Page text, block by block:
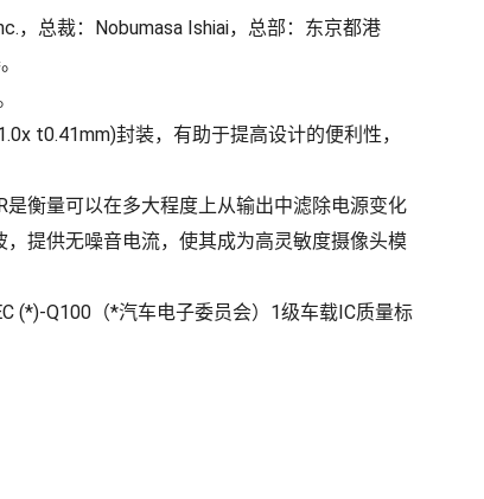
，总裁：Nobumasa Ishiai，总部：东京都港
t0.41mm)封装，有助于提高设计的便利性，
衡量可以在多大程度上从输出中滤除电源变化
，提供无噪音电流，使其成为高灵敏度摄像头模
(*)-Q100（*汽车电子委员会）1级车载IC质量标